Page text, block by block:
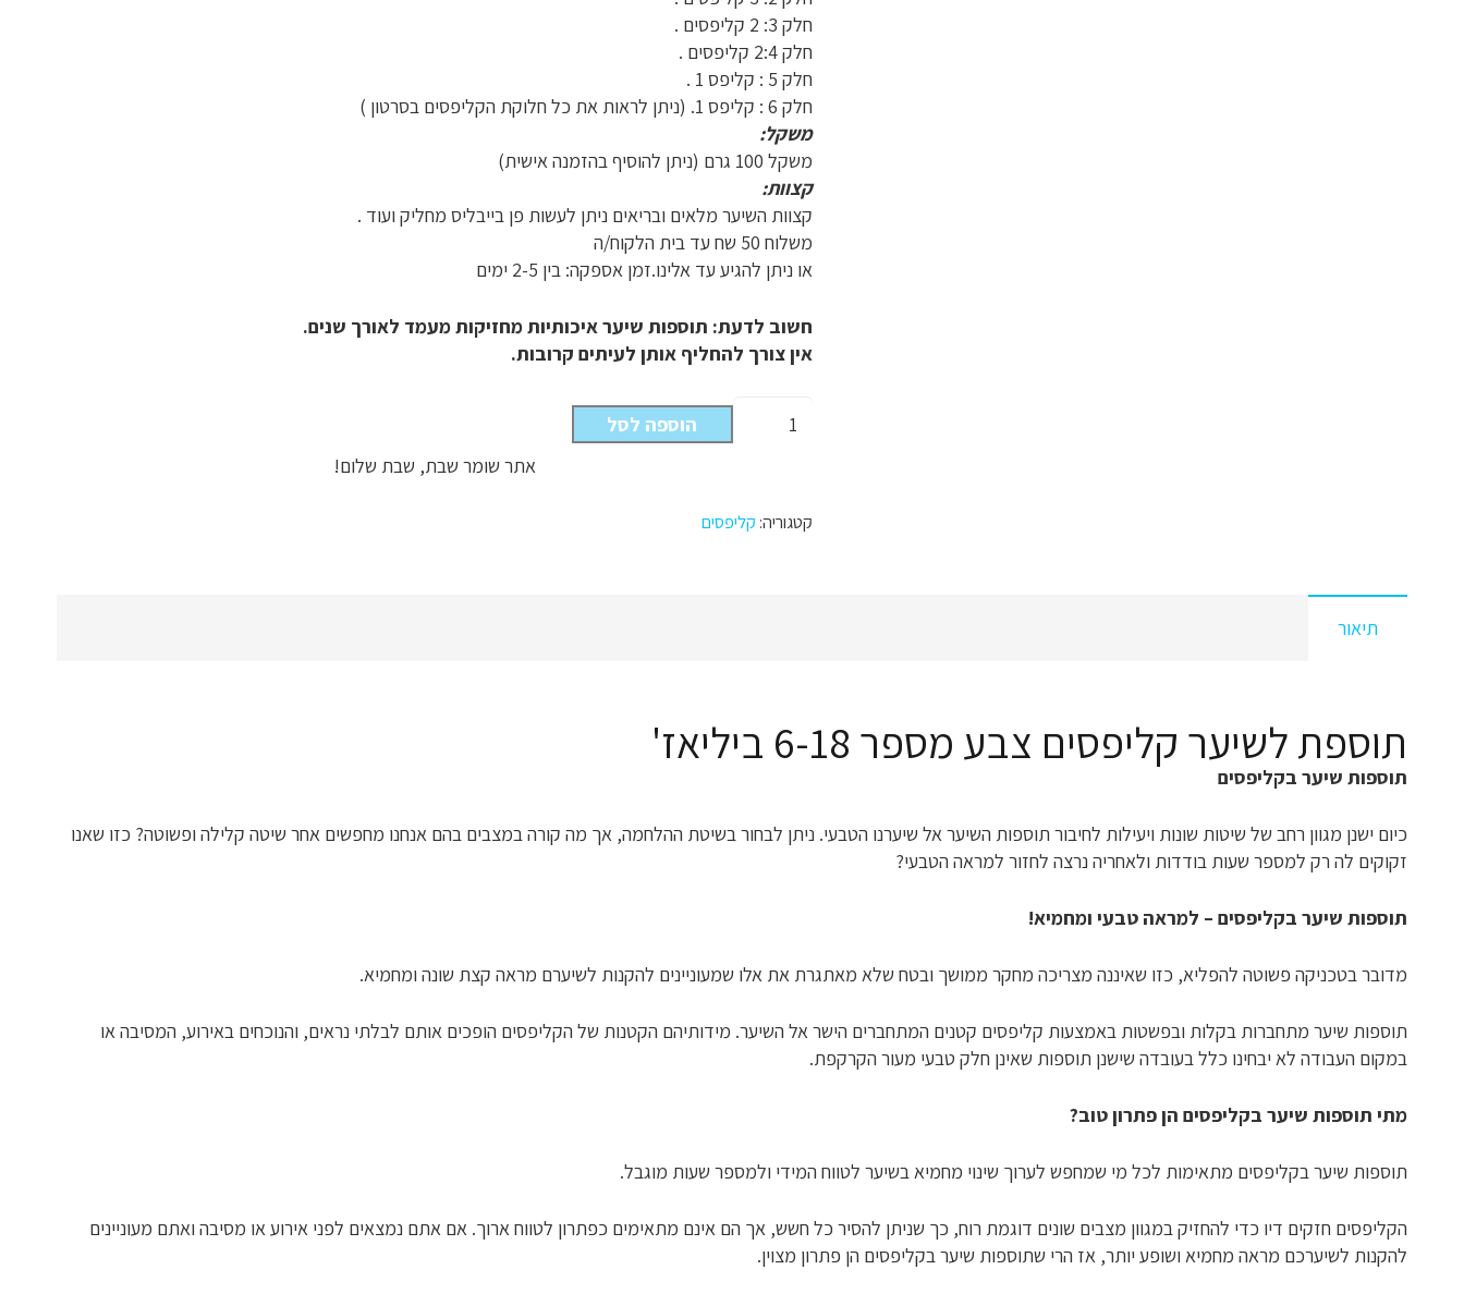
חלק 3: 2 קליפסים .
חלק 2:4 קליפסים .
חלק 5 : קליפס 1 .
חלק 6 : קליפס 1. (ניתן לראות את כל חלוקת הקליפסים בסרטון )
משקל:
משקל 100 גרם (ניתן להוסיף בהזמנה אישית)
קצוות:
קצוות השיער מלאים ובריאים ניתן לעשות פן בייבליס מחליק ועוד .
משלוח 50 שח עד בית הלקוח/ה
או ניתן להגיע עד אלינו.זמן אספקה: בין 2-5 ימים
חשוב לדעת: תוספות שיער איכותיות מחזיקות מעמד לאורך שנים.
אין צורך להחליף אותן לעיתים קרובות.
של
6-
הוספה לסל
אתר שומר שבת, שבת שלום!
קטגוריה: קליפסים
תיאור
תוספת לשיער קליפסים צבע מספר 6-18 ביליאז'
תוספות שיער בקליפסים
כיום ישנן מגוון רחב של שיטות שונות ויעילות לחיבור תוספות השיער אל שיערנו הטבעי. ניתן לבחור בשיטת ההלחמה, אך מה קורה במצבים בהם אנחנו מחפשים אחר שיטה קלילה ופשוטה? כזו שאנו
זקוקים לה רק למספר שעות בודדות ולאחריה נרצה לחזור למראה הטבעי?
תוספות שיער בקליפסים – למראה טבעי ומחמיא!
מדובר בטכניקה פשוטה להפליא, כזו שאיננה מצריכה מחקר ממושך ובטח שלא מאתגרת את אלו שמעוניינים להקנות לשיערם מראה קצת שונה ומחמיא.
תוספות שיער מתחברות בקלות ובפשטות באמצעות קליפסים קטנים המתחברים הישר אל השיער. מידותיהם הקטנות של הקליפסים הופכים אותם לבלתי נראים, והנוכחים באירוע, המסיבה או
במקום העבודה לא יבחינו כלל בעובדה שישנן תוספות שאינן חלק טבעי מעור הקרקפת.
מתי תוספות שיער בקליפסים הן פתרון טוב?
תוספות שיער בקליפסים מתאימות לכל מי שמחפש לערוך שינוי מחמיא בשיער לטווח המידי ולמספר שעות מוגבל.
הקליפסים חזקים דיו כדי להחזיק במגוון מצבים שונים דוגמת רוח, כך שניתן להסיר כל חשש, אך הם אינם מתאימים כפתרון לטווח ארוך. אם אתם נמצאים לפני אירוע או מסיבה ואתם מעוניינים
להקנות לשיערכם מראה מחמיא ושופע יותר, אז הרי שתוספות שיער בקליפסים הן פתרון מצוין.